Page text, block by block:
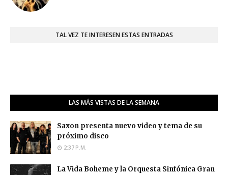
TAL VEZ TE INTERESEN ESTAS ENTRADAS
LAS MÁS VISTAS DE LA SEMANA
Saxon presenta nuevo video y tema de su
próximo disco
2:37 P.M.
La Vida Boheme y la Orquesta Sinfónica Gran